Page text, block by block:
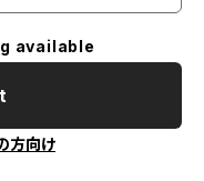
available
方向け